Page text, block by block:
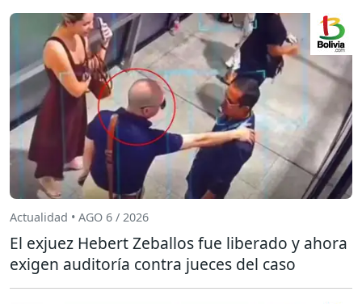
Actualidad • AGO 6 / 2026
El exjuez Hebert Zeballos fue liberado y ahora
exigen auditoría contra jueces del caso